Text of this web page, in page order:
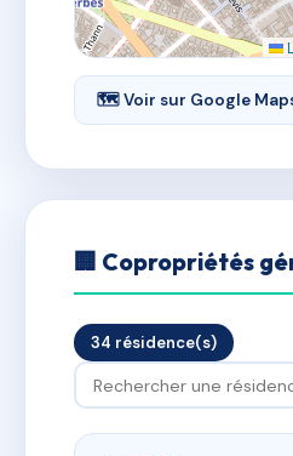
🗺 Voir sur Google
🏢 Copropriétés
34 résidence(s)